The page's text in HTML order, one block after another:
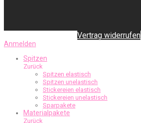
Vertrag widerrufen
Anmelden
Spitzen
Zurück
Spitzen elastisch
Spitzen unelastisch
Stickereien elastisch
Stickereien unelastisch
Sparpakete
Materialpakete
Zurück